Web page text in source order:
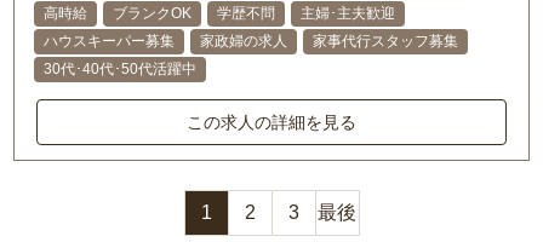
高時給
ブランクOK 学歴不問
主婦･主夫歓迎
ハウスキーパー募集
家政婦の求人
家事代行スタッフ募集
30代･40代･50代活躍中
この求人の詳細を見る
1 2 3 最後